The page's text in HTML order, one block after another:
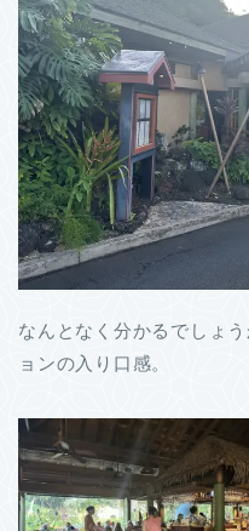
なんとなく分かるでしょ
ョンの入り口感。